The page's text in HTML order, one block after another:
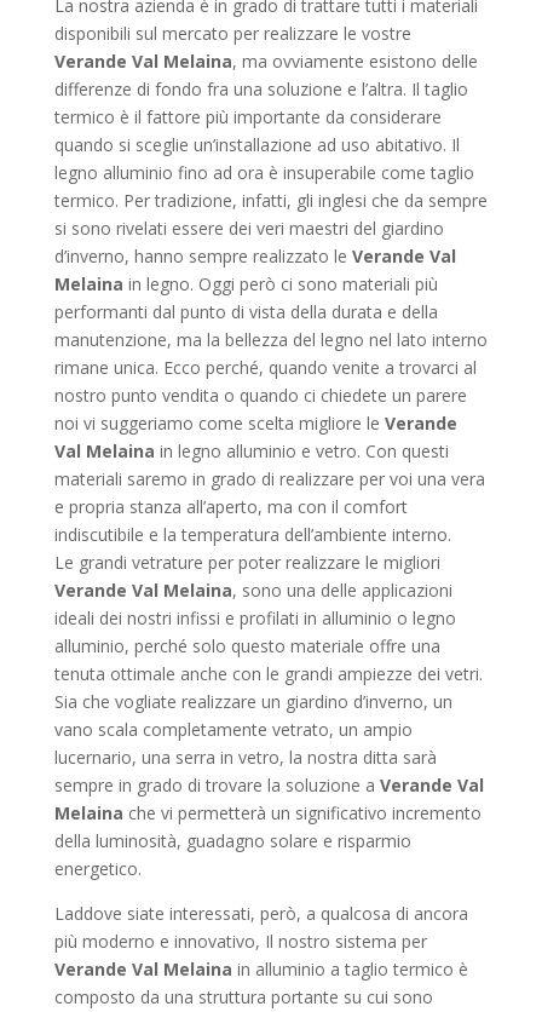
La nostra azienda è in grado di trattare tutti i materiali
disponibili sul mercato per realizzare le vostre
Verande Val Melaina, ma ovviamente esistono delle
differenze di fondo fra una soluzione e l’altra. Il taglio
termico è il fattore più importante da considerare
quando si sceglie un’installazione ad uso abitativo. Il
legno alluminio fino ad ora è insuperabile come taglio
termico. Per tradizione, infatti, gli inglesi che da sempre
si sono rivelati essere dei veri maestri del giardino
d’inverno, hanno sempre realizzato le Verande Val
Melaina in legno. Oggi però ci sono materiali più
performanti dal punto di vista della durata e della
manutenzione, ma la bellezza del legno nel lato interno
rimane unica. Ecco perché, quando venite a trovarci al
nostro punto vendita o quando ci chiedete un parere
noi vi suggeriamo come scelta migliore le Verande
Val Melaina in legno alluminio e vetro. Con questi
materiali saremo in grado di realizzare per voi una vera
e propria stanza all’aperto, ma con il comfort
indiscutibile e la temperatura dell’ambiente interno.
Le grandi vetrature per poter realizzare le migliori
Verande Val Melaina, sono una delle applicazioni
ideali dei nostri infissi e profilati in alluminio o legno
alluminio, perché solo questo materiale offre una
tenuta ottimale anche con le grandi ampiezze dei vetri.
Sia che vogliate realizzare un giardino d’inverno, un
vano scala completamente vetrato, un ampio
lucernario, una serra in vetro, la nostra ditta sarà
sempre in grado di trovare la soluzione a Verande Val
Melaina che vi permetterà un significativo incremento
della luminosità, guadagno solare e risparmio
energetico.
Laddove siate interessati, però, a qualcosa di ancora
più moderno e innovativo, Il nostro sistema per
Verande Val Melaina in alluminio a taglio termico è
composto da una struttura portante su cui sono